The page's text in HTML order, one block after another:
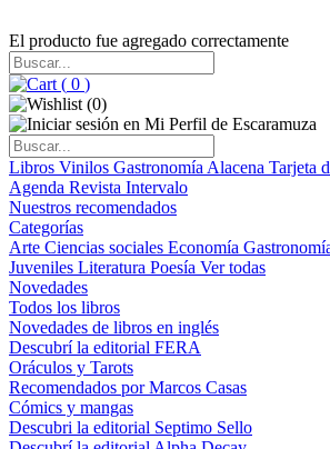
El producto fue agregado correctamente
( 0 )
(0)
Libros Vinilos Gastronomía Alacena Tarjeta
Agenda Revista Intervalo
Nuestros recomendados
Categorías
Arte Ciencias sociales Economía
Juveniles Literatura Poesía Ver todas
Novedades
Todos los libros
Novedades de libros en inglés
Descubrí la editorial FERA
Oráculos y Tarots
Recomendados por Marcos Casas
Cómics y mangas
Descubri la editorial Septimo Sello